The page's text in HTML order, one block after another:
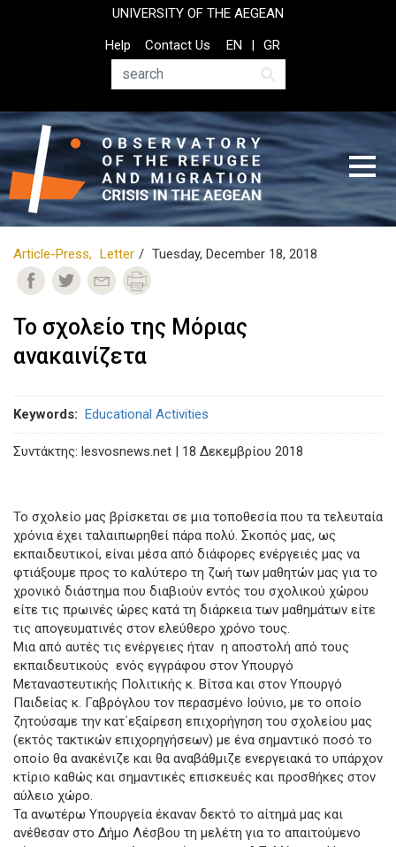
UNIVERSITY OF THE AEGEAN
Top
Header
Help
Contact Us
Search
EN GR
Article-Press Letter Tuesday, December 18, 2018
Το σχολείο της Μόριας
ανακαινίζετα
Keywords Educational Activities
Συντάκτης: lesvosnews.net | 18 Δεκεμβρίου 2018
Το σχολείο μας βρίσκεται σε μια τοποθεσία που τα τελευταία
χρόνια έχει ταλαιπωρηθεί πάρα πολύ. Σκοπός μας, ως
εκπαιδευτικοί, είναι μέσα από διάφορες ενέργειές μας να
φτιάξουμε προς το καλύτερο τη ζωή των μαθητών μας για το
χρονικό διάστημα που διαβιούν εντός του σχολικού χώρου
είτε τις πρωινές ώρες κατά τη διάρκεια των μαθημάτων είτε
τις απογευματινές στον ελεύθερο χρόνο τους.
Μια από αυτές τις ενέργειες ήταν η αποστολή από τους
εκπαιδευτικούς ενός εγγράφου στον Υπουργό
Μεταναστευτικής Πολιτικής κ. Βίτσα και στον Υπουργό
Παιδείας κ. Γαβρόγλου τον περασμένο Ιούνιο, με το οποίο
ζητούσαμε την κατ΄εξαίρεση επιχορήγηση του σχολείου μας
(εκτός τακτικών επιχορηγήσεων) με ένα σημαντικό ποσό το
οποίο θα ανακένιζε και θα αναβάθμιζε ενεργειακά το υπάρχον
κτίριο καθώς και σημαντικές επισκευές και προσθήκες στον
αύλειο χώρο.
Τα ανωτέρω Υπουργεία έκαναν δεκτό το αίτημά μας και
ανέθεσαν στο Δήμο Λέσβου τη μελέτη για το απαιτούμενο